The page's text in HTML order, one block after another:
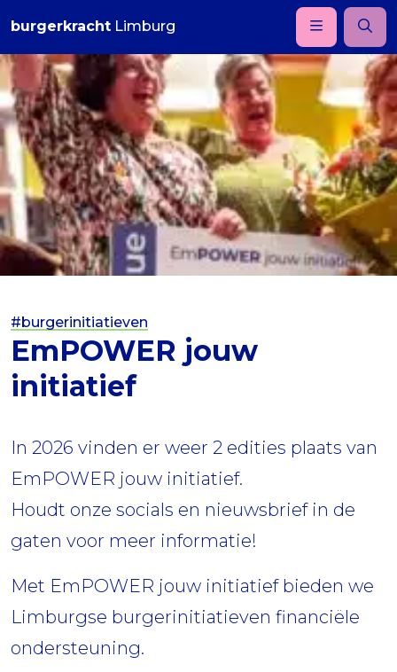
burgerkracht Limburg
#burgerinitiatieven
EmPOWER jouw
initiatief
In 2026 vinden er weer 2 edities plaats van
EmPOWER jouw initiatief.
Houdt onze socials en nieuwsbrief in de
gaten voor meer informatie!
Met EmPOWER jouw initiatief bieden we
Limburgse burgerinitiatieven financiële
ondersteuning.